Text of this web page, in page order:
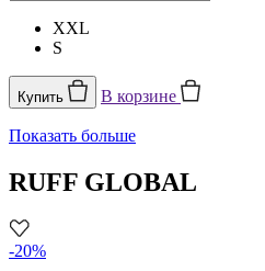
XXL
S
Купить В корзине
Показать больше
RUFF GLOBAL
-20%